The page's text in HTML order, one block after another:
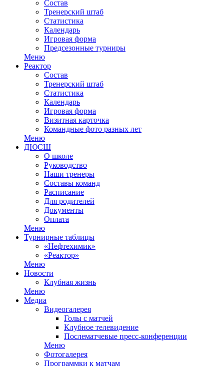
Состав
Тренерский штаб
Статистика
Календарь
Игровая форма
Предсезонные турниры
Меню
Реактор
Состав
Тренерский штаб
Статистика
Календарь
Игровая форма
Визитная карточка
Командные фото разных лет
Меню
ДЮСШ
О школе
Руководство
Наши тренеры
Составы команд
Расписание
Для родителей
Документы
Оплата
Меню
Турнирные таблицы
«Нефтехимик»
«Реактор»
Меню
Новости
Клубная жизнь
Меню
Медиа
Видеогалерея
Голы с матчей
Клубное телевидение
Послематчевые пресс-конференции
Меню
Фотогалерея
Программки к матчам